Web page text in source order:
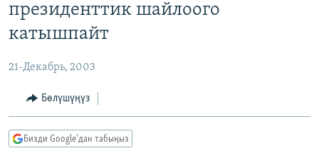
МАДАНИЯТ
УКРАИНА
ТВ ПРОГРАММАЛАР
БҮГҮН АЗАТТЫКТА
ПОДКАСТ
президенттик шайлоого
катышпайт
21-Декабрь, 2003
Бөлүшүңүз
Бизди Google'дан табыңыз